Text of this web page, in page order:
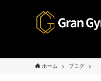
ホーム ブログ